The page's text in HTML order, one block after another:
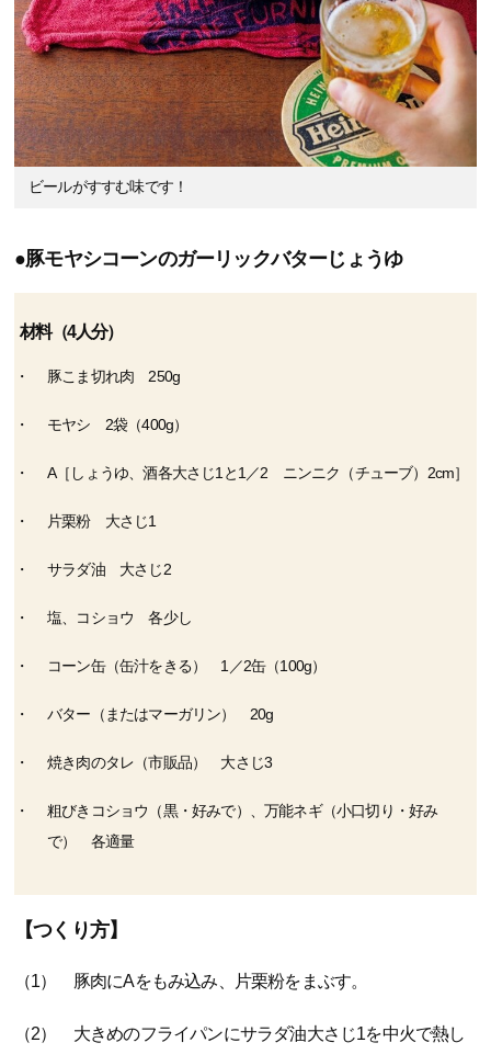
ビールがすすむ味です！
●豚モヤシコーンのガーリックバターじょうゆ
材料（4人分）
豚こま切れ肉 250g
モヤシ 2袋（400g）
A［しょうゆ、酒各大さじ1と1／2 ニンニク（チューブ）2cm］
片栗粉 大さじ1
サラダ油 大さじ2
塩、コショウ 各少し
コーン缶（缶汁をきる） 1／2缶（100g）
バター（またはマーガリン） 20g
焼き肉のタレ（市販品） 大さじ3
粗びきコショウ（黒・好みで）、万能ネギ（小口切り・好み
で） 各適量
【つくり方】
（1） 豚肉にAをもみ込み、片栗粉をまぶす。
（2） 大きめのフライパンにサラダ油大さじ1を中火で熱し